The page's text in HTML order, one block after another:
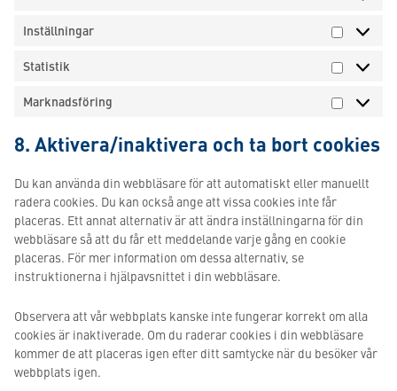
Inställningar
Statistik
Statistik
Marknadsföring
8. Aktivera/inaktivera och ta bort cookies
Du kan använda din webbläsare för att automatiskt eller manuellt
radera cookies. Du kan också ange att vissa cookies inte får
placeras. Ett annat alternativ är att ändra inställningarna för din
webbläsare så att du får ett meddelande varje gång en cookie
placeras. För mer information om dessa alternativ, se
instruktionerna i hjälpavsnittet i din webbläsare.
Observera att vår webbplats kanske inte fungerar korrekt om alla
cookies är inaktiverade. Om du raderar cookies i din webbläsare
kommer de att placeras igen efter ditt samtycke när du besöker vår
webbplats igen.